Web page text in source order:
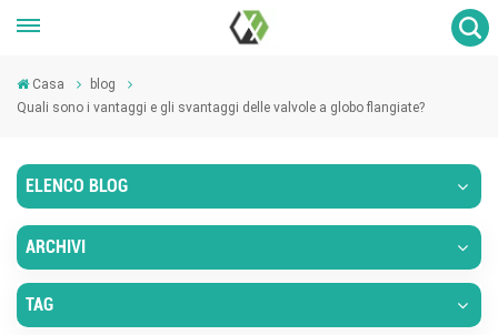
Casa
blog
Quali sono i vantaggi e gli svantaggi delle valvole a globo flangiate?
ELENCO BLOG
ARCHIVI
TAG